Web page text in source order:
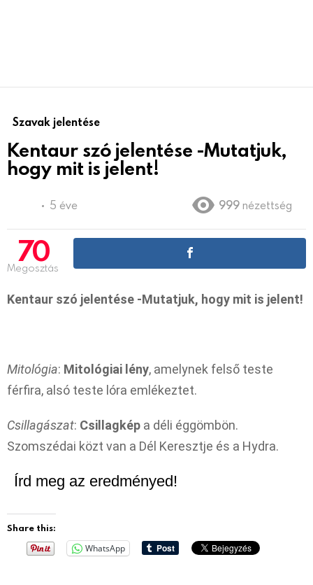
Szavak jelentése
Kentaur szó jelentése -Mutatjuk,
hogy mit is jelent!
5 éve 999 nézettség
70
Megosztás
Kentaur szó jelentése -Mutatjuk, hogy mit is jelent!
Mitológia: Mitológiai lény, amelynek felső teste
férfira, alsó teste lóra emlékeztet.
Csillagászat: Csillagkép a déli éggömbön.
Szomszédai közt van a Dél Keresztje és a Hydra.
Írd meg az eredményed!
Share this:
WhatsApp